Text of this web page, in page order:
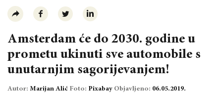
Amsterdam će do 2030. godine u
prometu ukinuti sve automobile s
unutarnjim sagorijevanjem!
Autor: Marijan Alić Foto: Pixabay Objavljeno: 06.05.2019.